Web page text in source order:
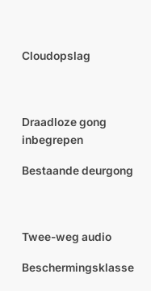
Cloudopslag
Draadloze gong
inbegrepen
Bestaande deurgong
Twee-weg audio
Beschermingsklasse